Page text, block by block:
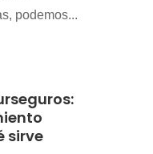
podemos...
sirve